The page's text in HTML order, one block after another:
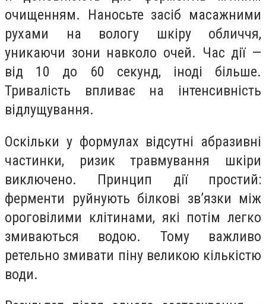
очищенням. Наносьте засіб масажними
рухами на вологу шкіру обличчя,
уникаючи зони навколо очей. Час дії —
від 10 до 60 секунд, іноді більше.
Тривалість впливає на інтенсивність
відлущування.
Оскільки у формулах відсутні абразивні
частинки, ризик травмування шкіри
виключено. Принцип дії простий:
ферменти руйнують білкові зв’язки між
ороговілими клітинами, які потім легко
змиваються водою. Тому важливо
ретельно змивати піну великою кількістю
води.